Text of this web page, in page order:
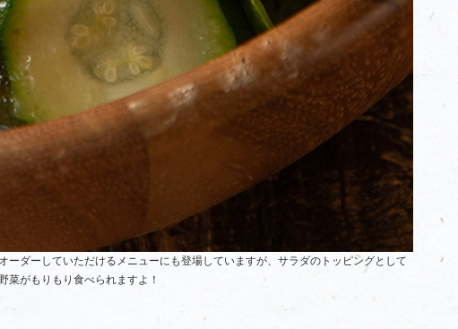
ダーしていただけるメニューにも登場していますが、サラダのトッピングとして
菜がもりもり食べられますよ！